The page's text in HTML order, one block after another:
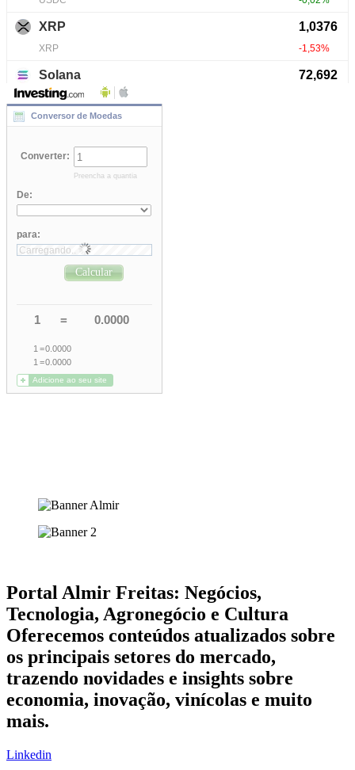
Portal Almir Freitas: Negócios,
Tecnologia, Agronegócio e Cultura
Oferecemos conteúdos atualizados sobre
os principais setores do mercado,
trazendo novidades e insights sobre
economia, inovação, vinícolas e muito
mais.
Linkedin